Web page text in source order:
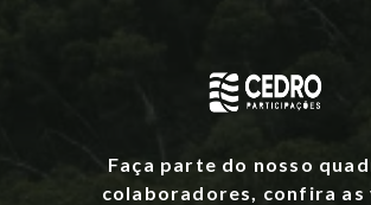
Faça parte do nosso
colaboradores, confira as